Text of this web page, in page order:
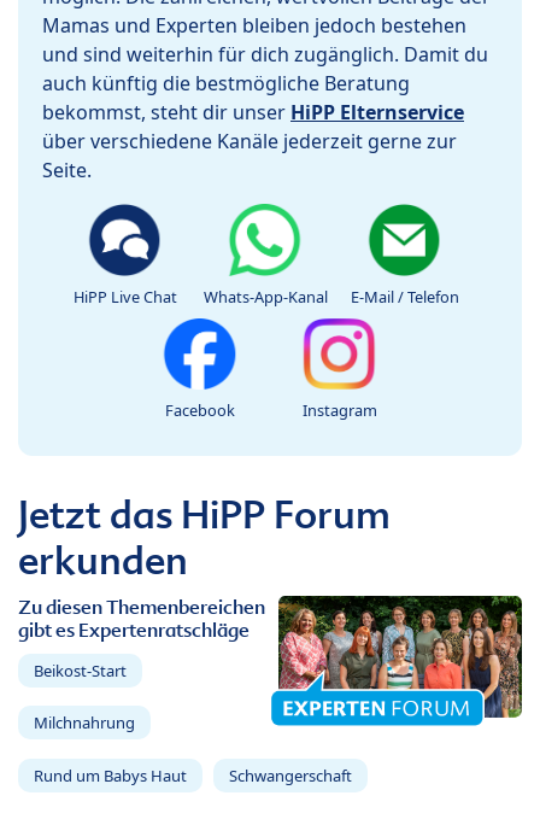
Mamas und Experten bleiben jedoch bestehen
und sind weiterhin für dich zugänglich. Damit du
auch künftig die bestmögliche Beratung
bekommst, steht dir unser HiPP Elternservice
über verschiedene Kanäle jederzeit gerne zur
Seite.
HiPP Live Chat Whats-App-Kanal E-Mail / Telefon
Facebook Instagram
Jetzt das HiPP Forum
erkunden
Zu diesen Themenbereichen
gibt es Expertenratschläge
Beikost-Start
Milchnahrung
Rund um Babys Haut Schwangerschaft